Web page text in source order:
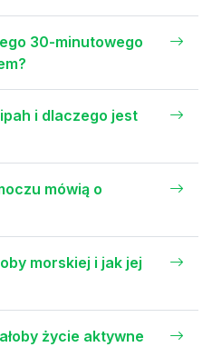
30-minutowego
i dlaczego jest
mówią o
morskiej i jak jej
życie aktywne